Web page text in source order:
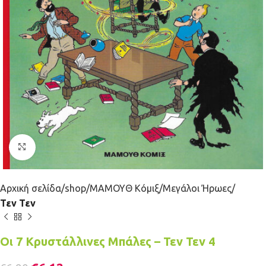
Κλικ για μεγέθυνση
Αρχική σελίδα shop ΜΑΜΟΥΘ Κόμιξ Μεγάλοι Ήρωες
Τεν Τεν
Οι 7 Κρυστάλλινες Μπάλες – Τεν Τεν 4